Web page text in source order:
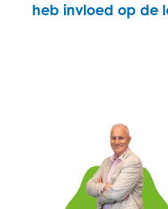
heb invloed op de